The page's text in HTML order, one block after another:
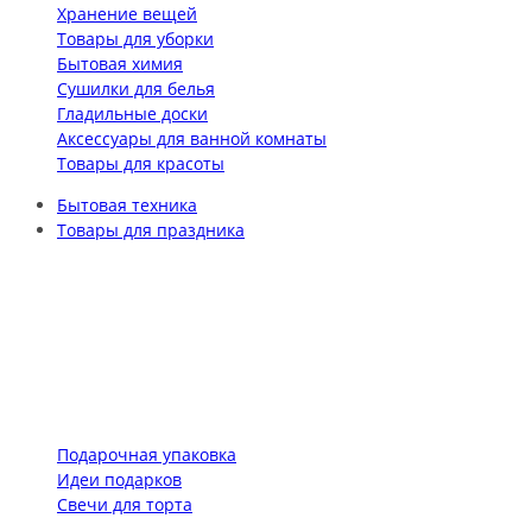
Хранение вещей
Товары для уборки
Бытовая химия
Сушилки для белья
Гладильные доски
Аксессуары для ванной комнаты
Товары для красоты
Бытовая техника
Товары для праздника
Подарочная упаковка
Идеи подарков
Свечи для торта